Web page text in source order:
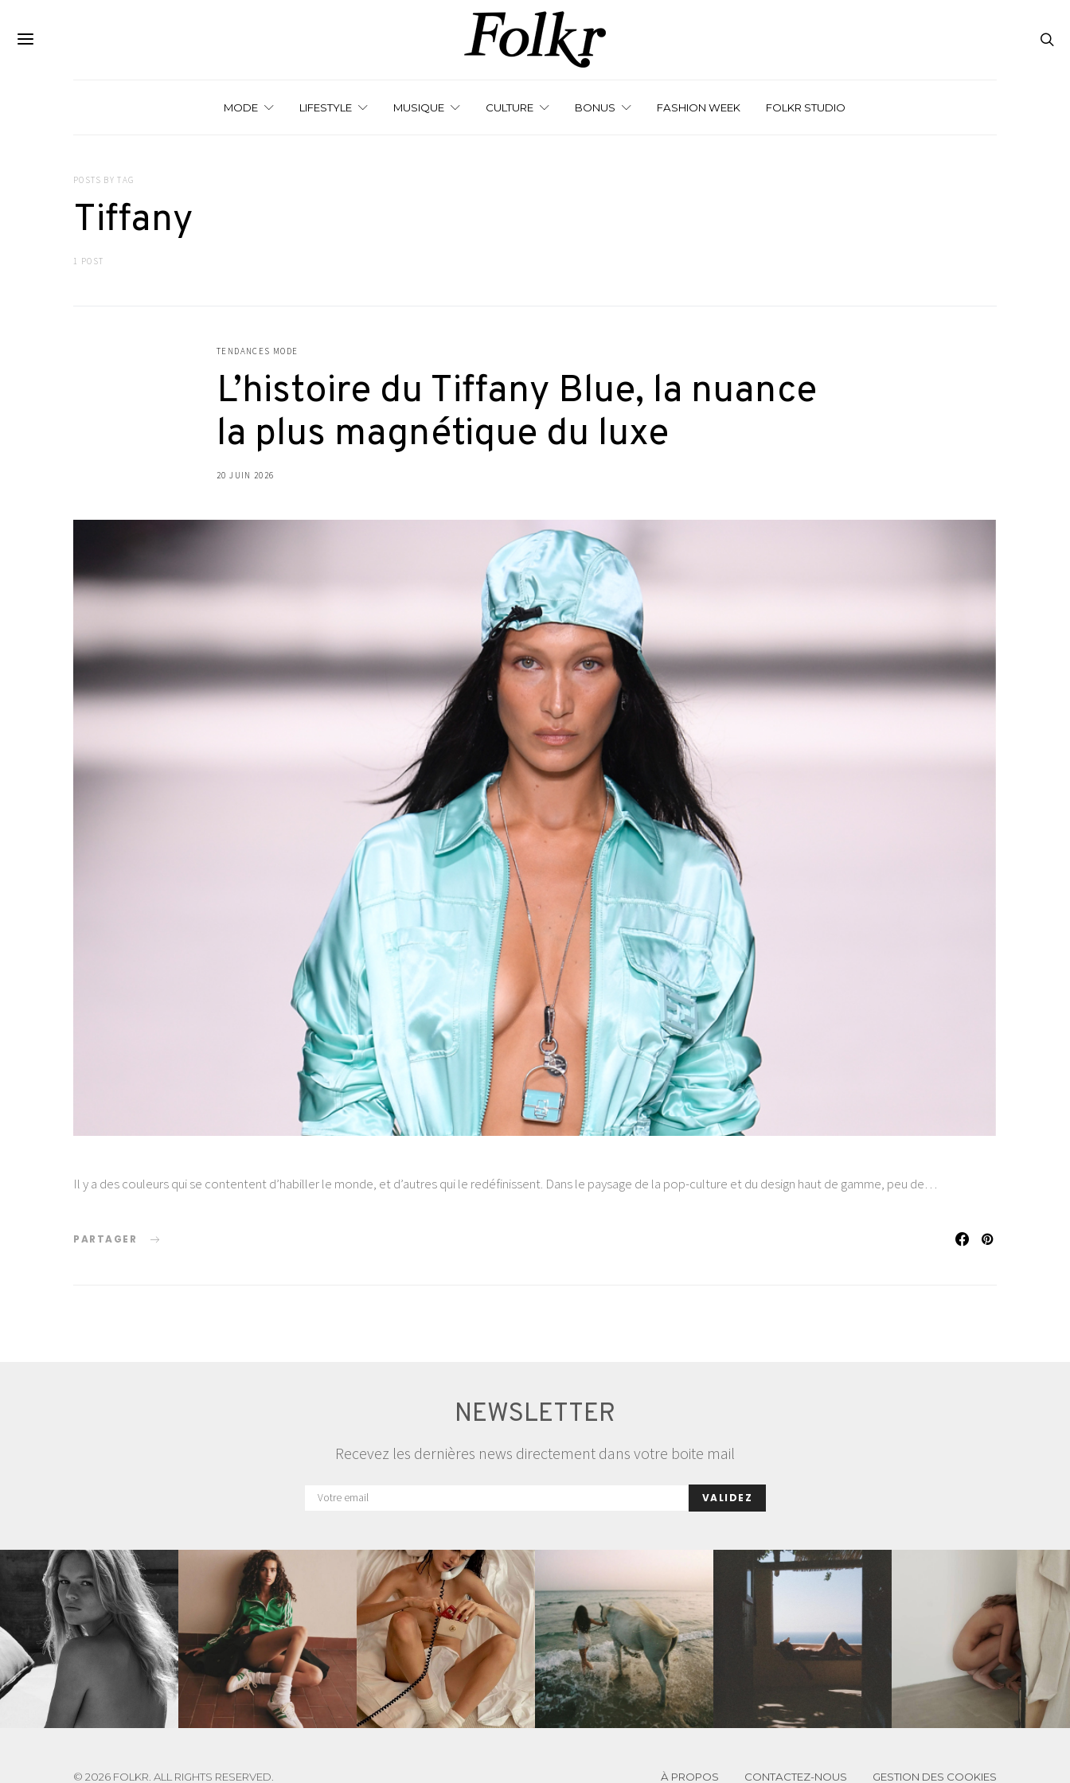
MODE LIFESTYLE MUSIQUE CULTURE BONUS FASHION WEEK FOLKR STUDIO
POSTS BY TAG
Tiffany
1 POST
TENDANCES MODE
L’histoire du Tiffany Blue, la nuance
la plus magnétique du luxe
20 JUIN 2026
Il y a des couleurs qui se contentent d’habiller le monde, et d’autres qui le redéfinissent. Dans le paysage de la pop-culture et du design haut de gamme, peu de…
PARTAGER
NEWSLETTER
Recevez les dernières news directement dans votre boite mail
VALIDEZ
© 2026 FOLKR. ALL RIGHTS RESERVED. À PROPOS CONTACTEZ-NOUS GESTION DES COOKIES